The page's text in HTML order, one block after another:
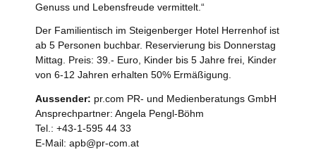
Genuss und Lebensfreude vermittelt.“
Der Familientisch im Steigenberger Hotel Herrenhof ist
ab 5 Personen buchbar. Reservierung bis Donnerstag
Mittag. Preis: 39.- Euro, Kinder bis 5 Jahre frei, Kinder
von 6-12 Jahren erhalten 50% Ermäßigung.
Aussender: pr.com PR- und Medienberatungs GmbH
Ansprechpartner: Angela Pengl-Böhm
Tel.: +43-1-595 44 33
E-Mail: apb@pr-com.at